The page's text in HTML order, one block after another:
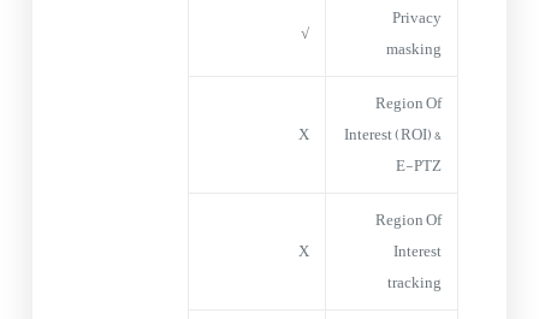
Privacy
masking
√
Region Of
Interest (ROI) &
E-PTZ
X
Region Of
Interest
tracking
X